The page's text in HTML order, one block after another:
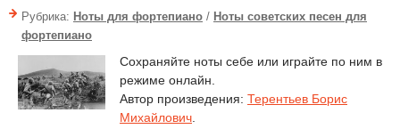
Рубрика: Ноты для фортепиано / Ноты советских песен для
фортепиано
Сохраняйте ноты себе или играйте по ним в
режиме онлайн.
Автор произведения: Терентьев Борис
Михайлович